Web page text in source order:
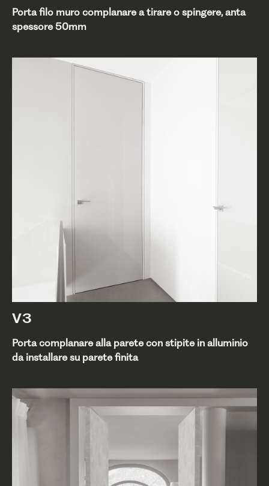
Porta filo muro complanare a tirare o spingere, anta
spessore 50mm
V3
Porta complanare alla parete con stipite in alluminio
da installare su parete finita